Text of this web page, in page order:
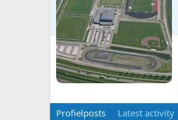
Profielposts Latest activity